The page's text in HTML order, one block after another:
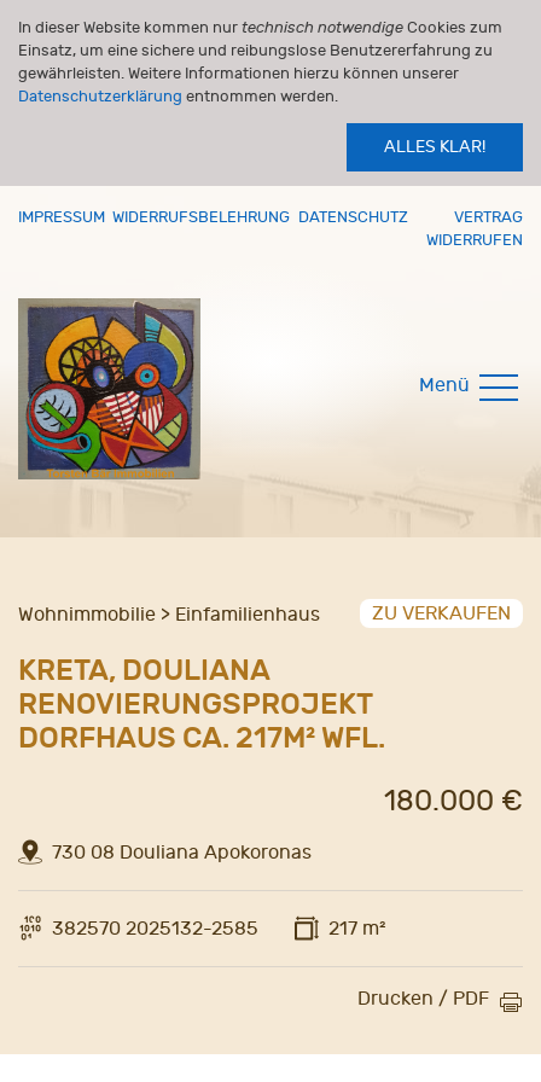
In dieser Website kommen nur technisch notwendige Cookies zum
Einsatz, um eine sichere und reibungslose Benutzererfahrung zu
gewährleisten. Weitere Informationen hierzu können unserer
Datenschutzerklärung entnommen werden.
ALLES KLAR!
IMPRESSUM WIDERRUFSBELEHRUNG DATENSCHUTZ
VERTRAG
WIDERRUFEN
Menü
Wohnimmobilie > Einfamilienhaus ZU VERKAUFEN
KRETA, DOULIANA
RENOVIERUNGSPROJEKT
DORFHAUS CA. 217M² WFL.
730 08 Douliana Apokoronas
180.000 €
382570 2025132-2585 217 m²
Drucken / PDF